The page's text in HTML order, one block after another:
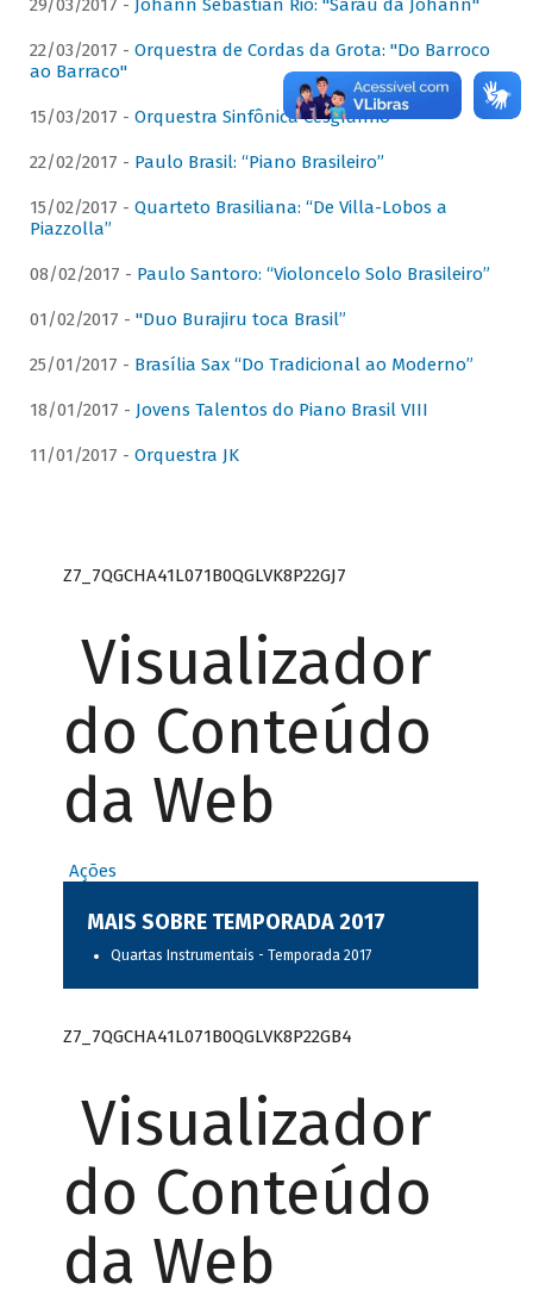
29/03/2017 - Johann Sebastian Rio: "Sarau da Johann"
22/03/2017 - Orquestra de Cordas da Grota: "Do Barroco
ao Barraco"
15/03/2017 - Orquestra Sinfônica Cesgranrio
22/02/2017 - Paulo Brasil: “Piano Brasileiro”
15/02/2017 - Quarteto Brasiliana: “De Villa-Lobos a
Piazzolla”
08/02/2017 - Paulo Santoro: “Violoncelo Solo Brasileiro”
01/02/2017 - "Duo Burajiru toca Brasil”
25/01/2017 - Brasília Sax “Do Tradicional ao Moderno”
18/01/2017 - Jovens Talentos do Piano Brasil VIII
11/01/2017 - Orquestra JK
Z7_7QGCHA41L071B0QGLVK8P22GJ7
Visualizador
do Conteúdo
da Web
Ações
MAIS SOBRE TEMPORADA 2017
Quartas Instrumentais - Temporada 2017
Z7_7QGCHA41L071B0QGLVK8P22GB4
Visualizador
do Conteúdo
da Web